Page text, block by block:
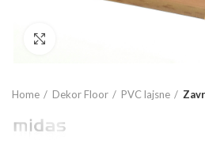
Home Dekor Floor PVC lajsne